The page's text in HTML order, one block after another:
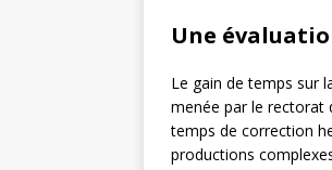
Une
Le gain de temps sur
menée par le rectorat
temps de correction
productions